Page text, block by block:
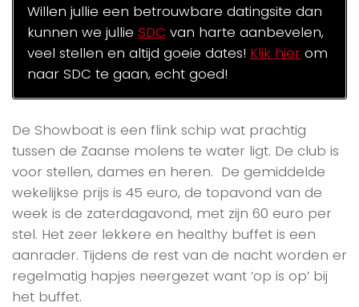
Willen jullie een betrouwbare datingsite dan
kunnen we jullie SDC van harte aanbevelen,
veel stellen en altijd goeie dates! Klik hierom
naar SDC te gaan, echt goed!
De Showboat is een flink schip wat prachtig
tussen de Zaanse molens te water ligt. De club is
voor stellen, dames en heren. De gemiddelde
wekelijkse prijs is 45 euro, de topavond van de
week is de zaterdagavond, met zijn 60 euro per
stel. Het zeer lekkere en healthy buffet is een
aanrader. Tijdens de rest van de nacht worden er
regelmatig hapjes neergezet want ‘op is op’ bij
het buffet.